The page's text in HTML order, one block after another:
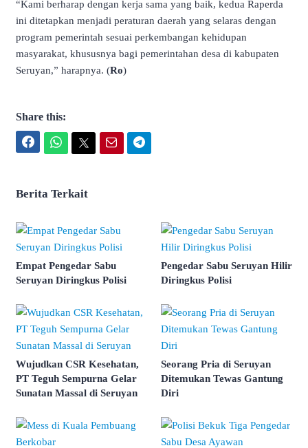
“Kami berharap dengan kerja sama yang baik, kedua Raperda
ini ditetapkan menjadi peraturan daerah yang selaras dengan
program pemerintah sesuai perkembangan kehidupan
masyarakat, khususnya bagi pemerintahan desa di kabupaten
Seruyan,” harapnya. (Ro)
Share this:
Berita Terkait
Empat Pengedar Sabu
Seruyan Diringkus Polisi
Pengedar Sabu Seruyan Hilir
Diringkus Polisi
Wujudkan CSR Kesehatan,
PT Teguh Sempurna Gelar
Sunatan Massal di Seruyan
Seorang Pria di Seruyan
Ditemukan Tewas Gantung
Diri